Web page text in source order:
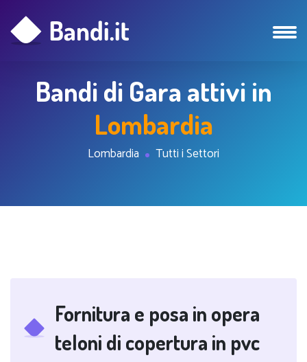
Bandi di Gara attivi in
Lombardia
Lombardia Tutti i Settori
Fornitura e posa in opera
teloni di copertura in pvc